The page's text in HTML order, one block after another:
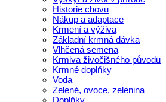
Historie chovu
Nákup a adaptace
Krmení a výživa
Základní krmná dávka
Vlhčená semena
Krmiva živočišného původu
Krmné doplňky
Voda
Zelené, ovoce, zelenina
Doplňky